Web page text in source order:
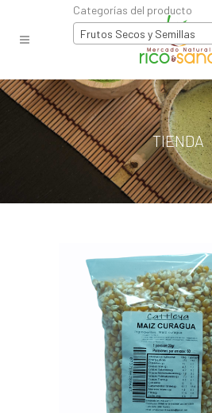
Categorías del producto
Frutos Secos y Semillas
TIENDA